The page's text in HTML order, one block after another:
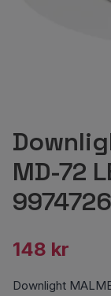
MD-72
9974726
148 kr
Downlight